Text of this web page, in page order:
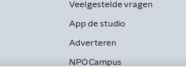
Veelgestelde vragen
App de studio
Adverteren
NPO Campus